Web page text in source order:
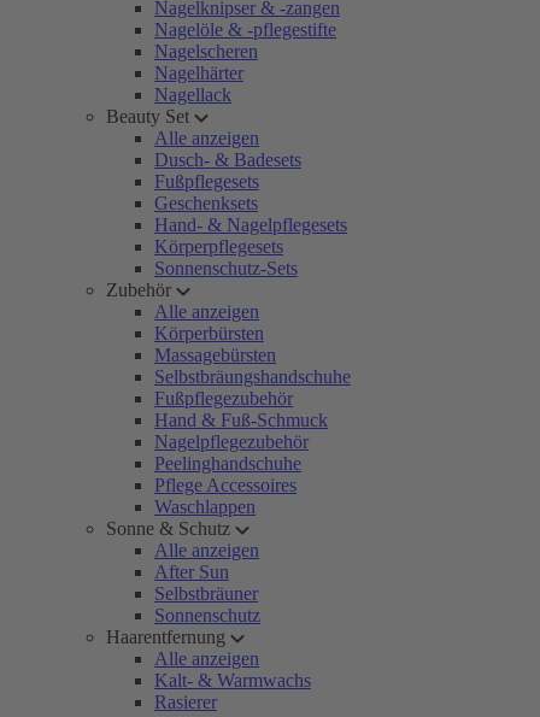
Nagelknipser & -zangen
Nagelöle & -pflegestifte
Nagelscheren
Nagelhärter
Nagellack
Beauty Set
Alle anzeigen
Dusch- & Badesets
Fußpflegesets
Geschenksets
Hand- & Nagelpflegesets
Körperpflegesets
Sonnenschutz-Sets
Zubehör
Alle anzeigen
Körperbürsten
Massagebürsten
Selbstbräungshandschuhe
Fußpflegezubehör
Hand & Fuß-Schmuck
Nagelpflegezubehör
Peelinghandschuhe
Pflege Accessoires
Waschlappen
Sonne & Schutz
Alle anzeigen
After Sun
Selbstbräuner
Sonnenschutz
Haarentfernung
Alle anzeigen
Kalt- & Warmwachs
Rasierer